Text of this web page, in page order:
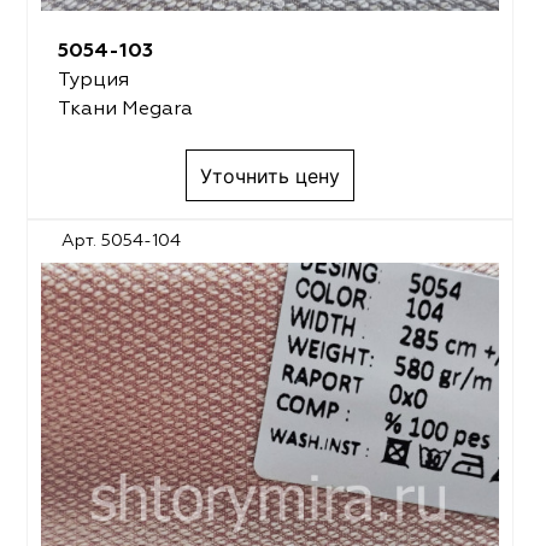
5054-103
Турция
Ткани Megara
Уточнить цену
Арт. 5054-104